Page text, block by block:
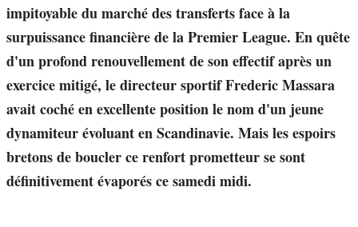
impitoyable du marché des transferts face à la
surpuissance financière de la Premier League. En quête
d'un profond renouvellement de son effectif après un
exercice mitigé, le directeur sportif Frederic Massara
avait coché en excellente position le nom d'un jeune
dynamiteur évoluant en Scandinavie. Mais les espoirs
bretons de boucler ce renfort prometteur se sont
définitivement évaporés ce samedi midi.